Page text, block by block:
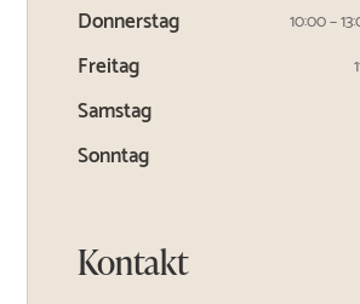
Donnerstag 10:00 –
Freitag
Samstag
Sonntag
Kontakt